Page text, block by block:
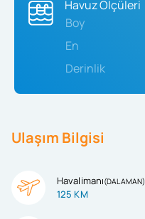
Havuz Ölçüleri
Boy
En
Derinlik
Ulaşım Bilgisi
Havalimanı(DALAMAN)
125 KM